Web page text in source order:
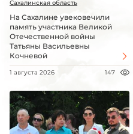
Сахалинская область
На Сахалине увековечили
память участника Великой
Отечественной войны
Татьяны Васильевны
Кочневой
1 августа 2026 147